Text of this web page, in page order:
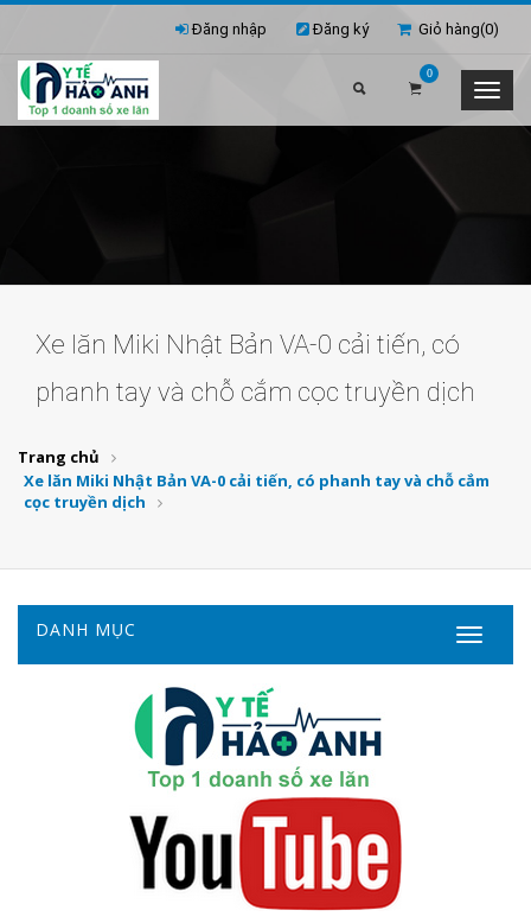
Giỏ hàng(0)
Đăng nhập Đăng ký
0
Xe lăn Miki Nhật Bản VA-0 cải tiến, có
phanh tay và chỗ cắm cọc truyền dịch
Trang chủ
Xe lăn Miki Nhật Bản VA-0 cải tiến, có phanh tay và chỗ cắm
cọc truyền dịch
DANH MỤC